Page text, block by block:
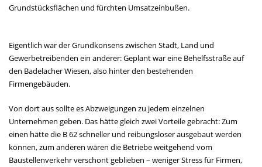
Grundstücksflächen und fürchten Umsatzeinbußen.
Eigentlich war der Grundkonsens zwischen Stadt, Land und
Gewerbetreibenden ein anderer: Geplant war eine Behelfsstraße auf
den Badelacher Wiesen, also hinter den bestehenden
Firmengebäuden.
Von dort aus sollte es Abzweigungen zu jedem einzelnen
Unternehmen geben. Das hätte gleich zwei Vorteile gebracht: Zum
einen hätte die B 62 schneller und reibungsloser ausgebaut werden
können, zum anderen wären die Betriebe weitgehend vom
Baustellenverkehr verschont geblieben – weniger Stress für Firmen,